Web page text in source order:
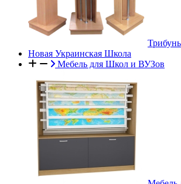
Новая Украинская Школа
Мебель для Школ и ВУЗов